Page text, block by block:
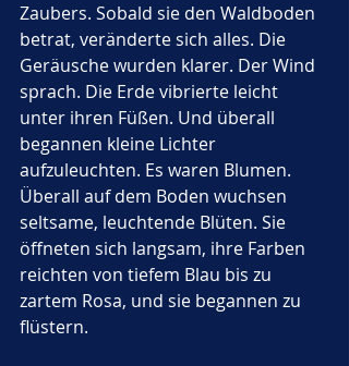
Zaubers. Sobald sie den Waldboden
betrat, veränderte sich alles. Die
Geräusche wurden klarer. Der Wind
sprach. Die Erde vibrierte leicht
unter ihren Füßen. Und überall
begannen kleine Lichter
aufzuleuchten. Es waren Blumen.
Überall auf dem Boden wuchsen
seltsame, leuchtende Blüten. Sie
öffneten sich langsam, ihre Farben
reichten von tiefem Blau bis zu
zartem Rosa, und sie begannen zu
flüstern.